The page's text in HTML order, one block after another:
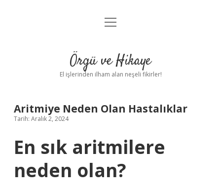
Anasayfa
Yasal Uyarı
menüyü
Örgü ve Hikaye
El işlerinden ilham alan neşeli fikirler!
Aritmiye Neden Olan Hastalıklar
Tarih: Aralık 2, 2024
En sık aritmilere
neden olan?